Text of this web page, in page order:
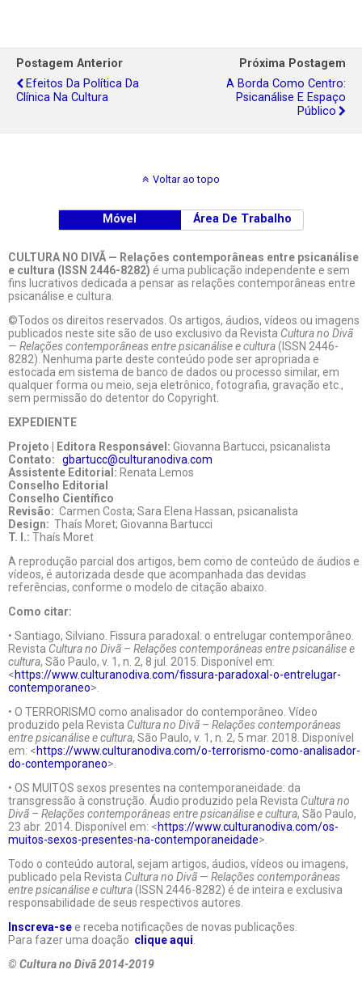
Postagem Anterior
Efeitos Da Política Da
Clínica Na Cultura
Próxima Postagem
A Borda Como Centro:
Psicanálise E Espaço
Público
Voltar ao topo
Móvel Área De Trabalho
CULTURA NO DIVÃ — Relações contemporâneas entre psicanálise
e cultura (ISSN 2446-8282) é uma publicação independente e sem
fins lucrativos dedicada a pensar as relações contemporâneas entre
psicanálise e cultura.
©Todos os direitos reservados. Os artigos, áudios, vídeos ou imagens
publicados neste site são de uso exclusivo da Revista Cultura no Divã
— Relações contemporâneas entre psicanálise e cultura(ISSN 2446-
8282). Nenhuma parte deste conteúdo pode ser apropriada e
estocada em sistema de banco de dados ou processo similar, em
qualquer forma ou meio, seja eletrônico, fotografia, gravação etc.,
sem permissão do detentor do Copyright.
EXPEDIENTE
Projeto | Editora Responsável: Giovanna Bartucci, psicanalista
Contato: gbartucc@culturanodiva.com
Assistente Editorial: Renata Lemos
Conselho Editorial
Conselho Científico
Revisão: Carmen Costa; Sara Elena Hassan, psicanalista
Design: Thaís Moret; Giovanna Bartucci
T. I.: Thaís Moret
A reprodução parcial dos artigos, bem como de conteúdo de áudios e
vídeos, é autorizada desde que acompanhada das devidas
referências, conforme o modelo de citação abaixo.
Como citar:
• Santiago, Silviano. Fissura paradoxal: o entrelugar contemporâneo.
Revista Cultura no Divã – Relações contemporâneas entre psicanálise e
cultura, São Paulo, v. 1, n. 2, 8 jul. 2015. Disponível em:
<https://www.culturanodiva.com/fissura-paradoxal-o-entrelugar-
contemporaneo>.
• O TERRORISMO como analisador do contemporâneo. Vídeo
produzido pela Revista Cultura no Divã – Relações contemporâneas
entre psicanálise e cultura, São Paulo, v. 1, n. 2, 5 mar. 2018. Disponível
em: <https://www.culturanodiva.com/o-terrorismo-como-analisador-
do-contemporaneo>.
• OS MUITOS sexos presentes na contemporaneidade: da
transgressão à construção. Áudio produzido pela Revista Cultura no
Divã – Relações contemporâneas entre psicanálise e cultura, São Paulo,
23 abr. 2014. Disponível em: <https://www.culturanodiva.com/os-
muitos-sexos-presentes-na-contemporaneidade>.
Todo o conteúdo autoral, sejam artigos, áudios, vídeos ou imagens,
publicado pela Revista Cultura no Divã — Relações contemporâneas
entre psicanálise e cultura(ISSN 2446-8282) é de inteira e exclusiva
responsabilidade de seus respectivos autores.
Inscreva-se e receba notificações de novas publicações.
Para fazer uma doação clique aqui
© Cultura no Divã 2014-2019